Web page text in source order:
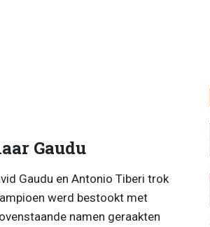
Gaudu
Gaudu en Antonio Tiberi trok
werd bestookt met
namen geraakten